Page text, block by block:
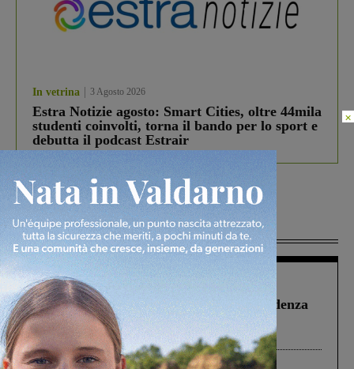
In vetrina 3 Agosto 2026
Estra Notizie agosto: Smart Cities, oltre 44mila
studenti coinvolti, torna il bando per lo sport e
debutta il podcast Estrair
Più lette
Figline Incisa Valdarno 1 Agosto 2026
Piscina di Figline finanziata oltre la scadenza
Pnrr, il gruppo di Fratelli d’Italia: “Un
ringraziamento al Governo”
3 Agosto 2026
×